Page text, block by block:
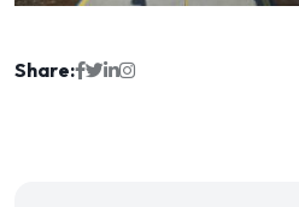
Share: